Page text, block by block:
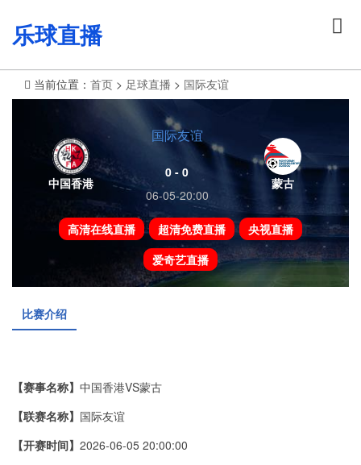
乐球直播
当前位置： 首页 > 足球直播 > 国际友谊
中国香港
国际友谊
0 - 0
06-05-20:00
蒙古
高清在线直播 超清免费直播
央视直播
爱奇艺直播
比赛介绍
【赛事名称】 中国香港VS蒙古
【联赛名称】 国际友谊
【开赛时间】 2026-06-05 20:00:00